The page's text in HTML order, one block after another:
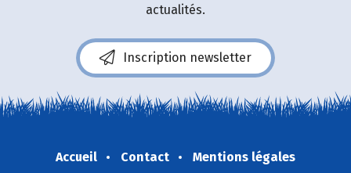
actualités.
Inscription newsletter
Accueil Contact
Mentions légales